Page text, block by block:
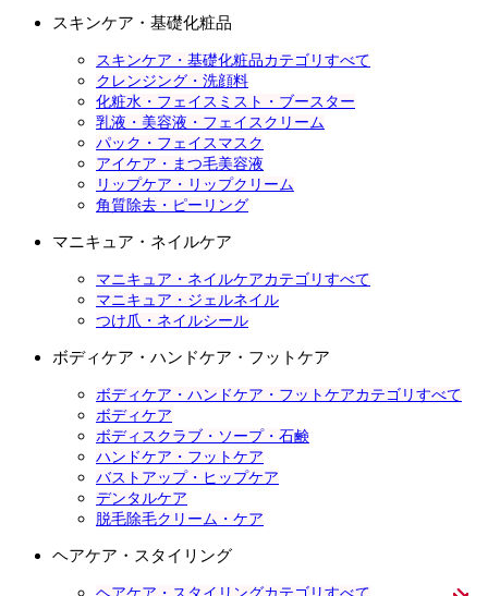
スキンケア・基礎化粧品
スキンケア・基礎化粧品カテゴリすべて
クレンジング・洗顔料
化粧水・フェイスミスト・ブースター
乳液・美容液・フェイスクリーム
パック・フェイスマスク
アイケア・まつ毛美容液
リップケア・リップクリーム
角質除去・ピーリング
マニキュア・ネイルケア
マニキュア・ネイルケアカテゴリすべて
マニキュア・ジェルネイル
つけ爪・ネイルシール
ボディケア・ハンドケア・フットケア
ボディケア・ハンドケア・フットケアカテゴリすべて
ボディケア
ボディスクラブ・ソープ・石鹸
ハンドケア・フットケア
バストアップ・ヒップケア
デンタルケア
脱毛除毛クリーム・ケア
ヘアケア・スタイリング